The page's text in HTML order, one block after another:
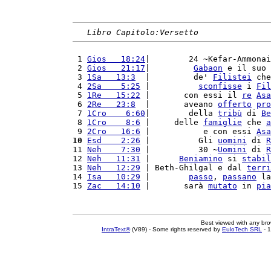
Libro Capitolo:Versetto
1 Gios   18:24 |        24 ~Kefar-
2 Gios   21:17 Gabaon e il suo
3 1Sa   13:3
  |         de'
Filistei
4 2Sa    5:25 sconfisse i
5 1Re   15:22 |       con essi il re Asa
6 2Re   23:8
  |       aveano
offerto
7 1Cro    6:60 |        della tribù di
8 1Cro    8:6 |     delle famiglie che
9 2Cro   16:6 |           e con essi Asa
10
Esd    2:26 |          Gli uomini di
11 Neh    7:30 |          30 ~Uomini di
12 Neh   11:31 Beniamino si
13 Neh   12:29 | Beth-Ghilgal e dal
14 Isa   10:29 passo , passano
15 Zac   14:10 |       sarà mutato in
Best viewed with any
IntraText®(V89) - Some rights reserved by EuloTech SRL -